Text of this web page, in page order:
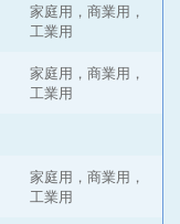
家庭用，商業用，
工業用
家庭用，商業用，
工業用
家庭用，商業用，
工業用